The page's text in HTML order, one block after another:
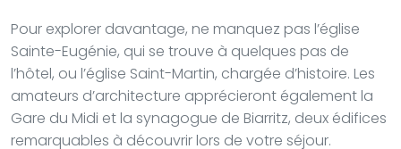
Pour explorer davantage, ne manquez pas l’église
Sainte-Eugénie, qui se trouve à quelques pas de
l’hôtel, ou l’église Saint-Martin, chargée d’histoire. Les
amateurs d’architecture apprécieront également la
Gare du Midi et la synagogue de Biarritz, deux édifices
remarquables à découvrir lors de votre séjour.